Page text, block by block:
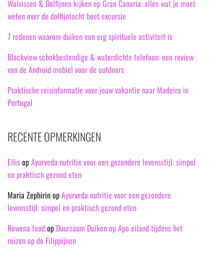
Walvissen & Dolfijnen kijken op Gran Canaria: alles wat je moet
weten over de dolfijntocht boot excursie
7 redenen waarom duiken een erg spirituele activiteit is
Blackview schokbestendige & waterdichte telefoon: een review
van de Android mobiel voor de outdoors
Praktische reisinformatie voor jouw vakantie naar Madeira in
Portugal
RECENTE OPMERKINGEN
EllisopAyurveda nutritie voor een gezondere levensstijl: simpel
en praktisch gezond eten
Maria ZephirinopAyurveda nutritie voor een gezondere
levensstijl: simpel en praktisch gezond eten
Rowena foodop Duurzaam Duiken op Apo eiland tijdens het
reizen op de Filippijnen